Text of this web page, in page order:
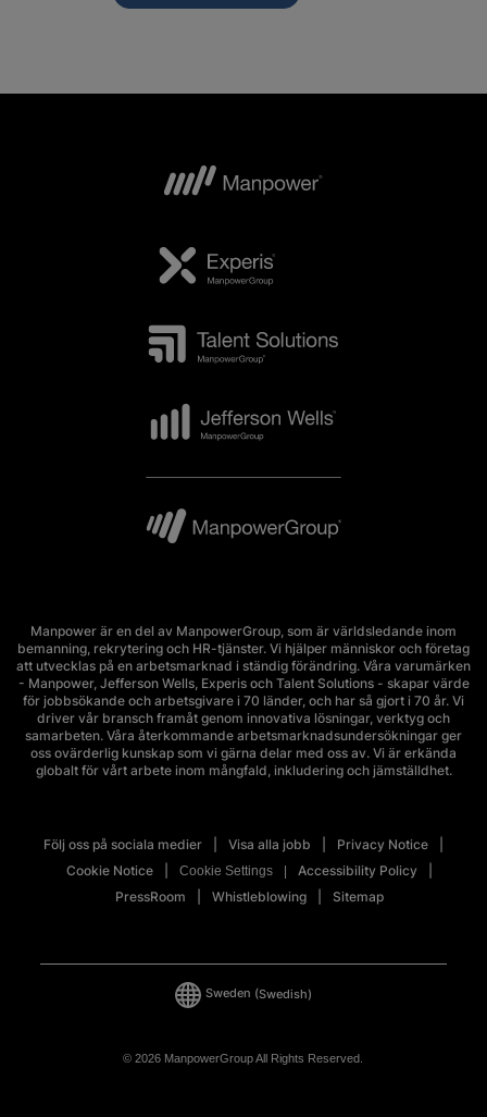
Manpower är en del av ManpowerGroup, som är världsledande inom
bemanning, rekrytering och HR-tjänster. Vi hjälper människor och företag
att utvecklas på en arbetsmarknad i ständig förändring. Våra varumärken
- Manpower, Jefferson Wells, Experis och Talent Solutions - skapar värde
för jobbsökande och arbetsgivare i 70 länder, och har så gjort i 70 år. Vi
driver vår bransch framåt genom innovativa lösningar, verktyg och
samarbeten. Våra återkommande arbetsmarknadsundersökningar ger
oss ovärderlig kunskap som vi gärna delar med oss av. Vi är erkända
globalt för vårt arbete inom mångfald, inkludering och jämställdhet.
Följ oss på sociala medier Visa alla jobb
Privacy Notice
Cookie Notice
Cookie Settings
Accessibility Policy
PressRoom
Whistleblowing Sitemap
© 2026 ManpowerGroup All Rights Reserved.
Sweden (Swedish)